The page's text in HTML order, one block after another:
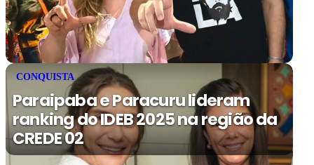
CONQUISTA
Paraipaba e Paracuru lideram
ranking do IDEB 2025 na região da
CREDE 02